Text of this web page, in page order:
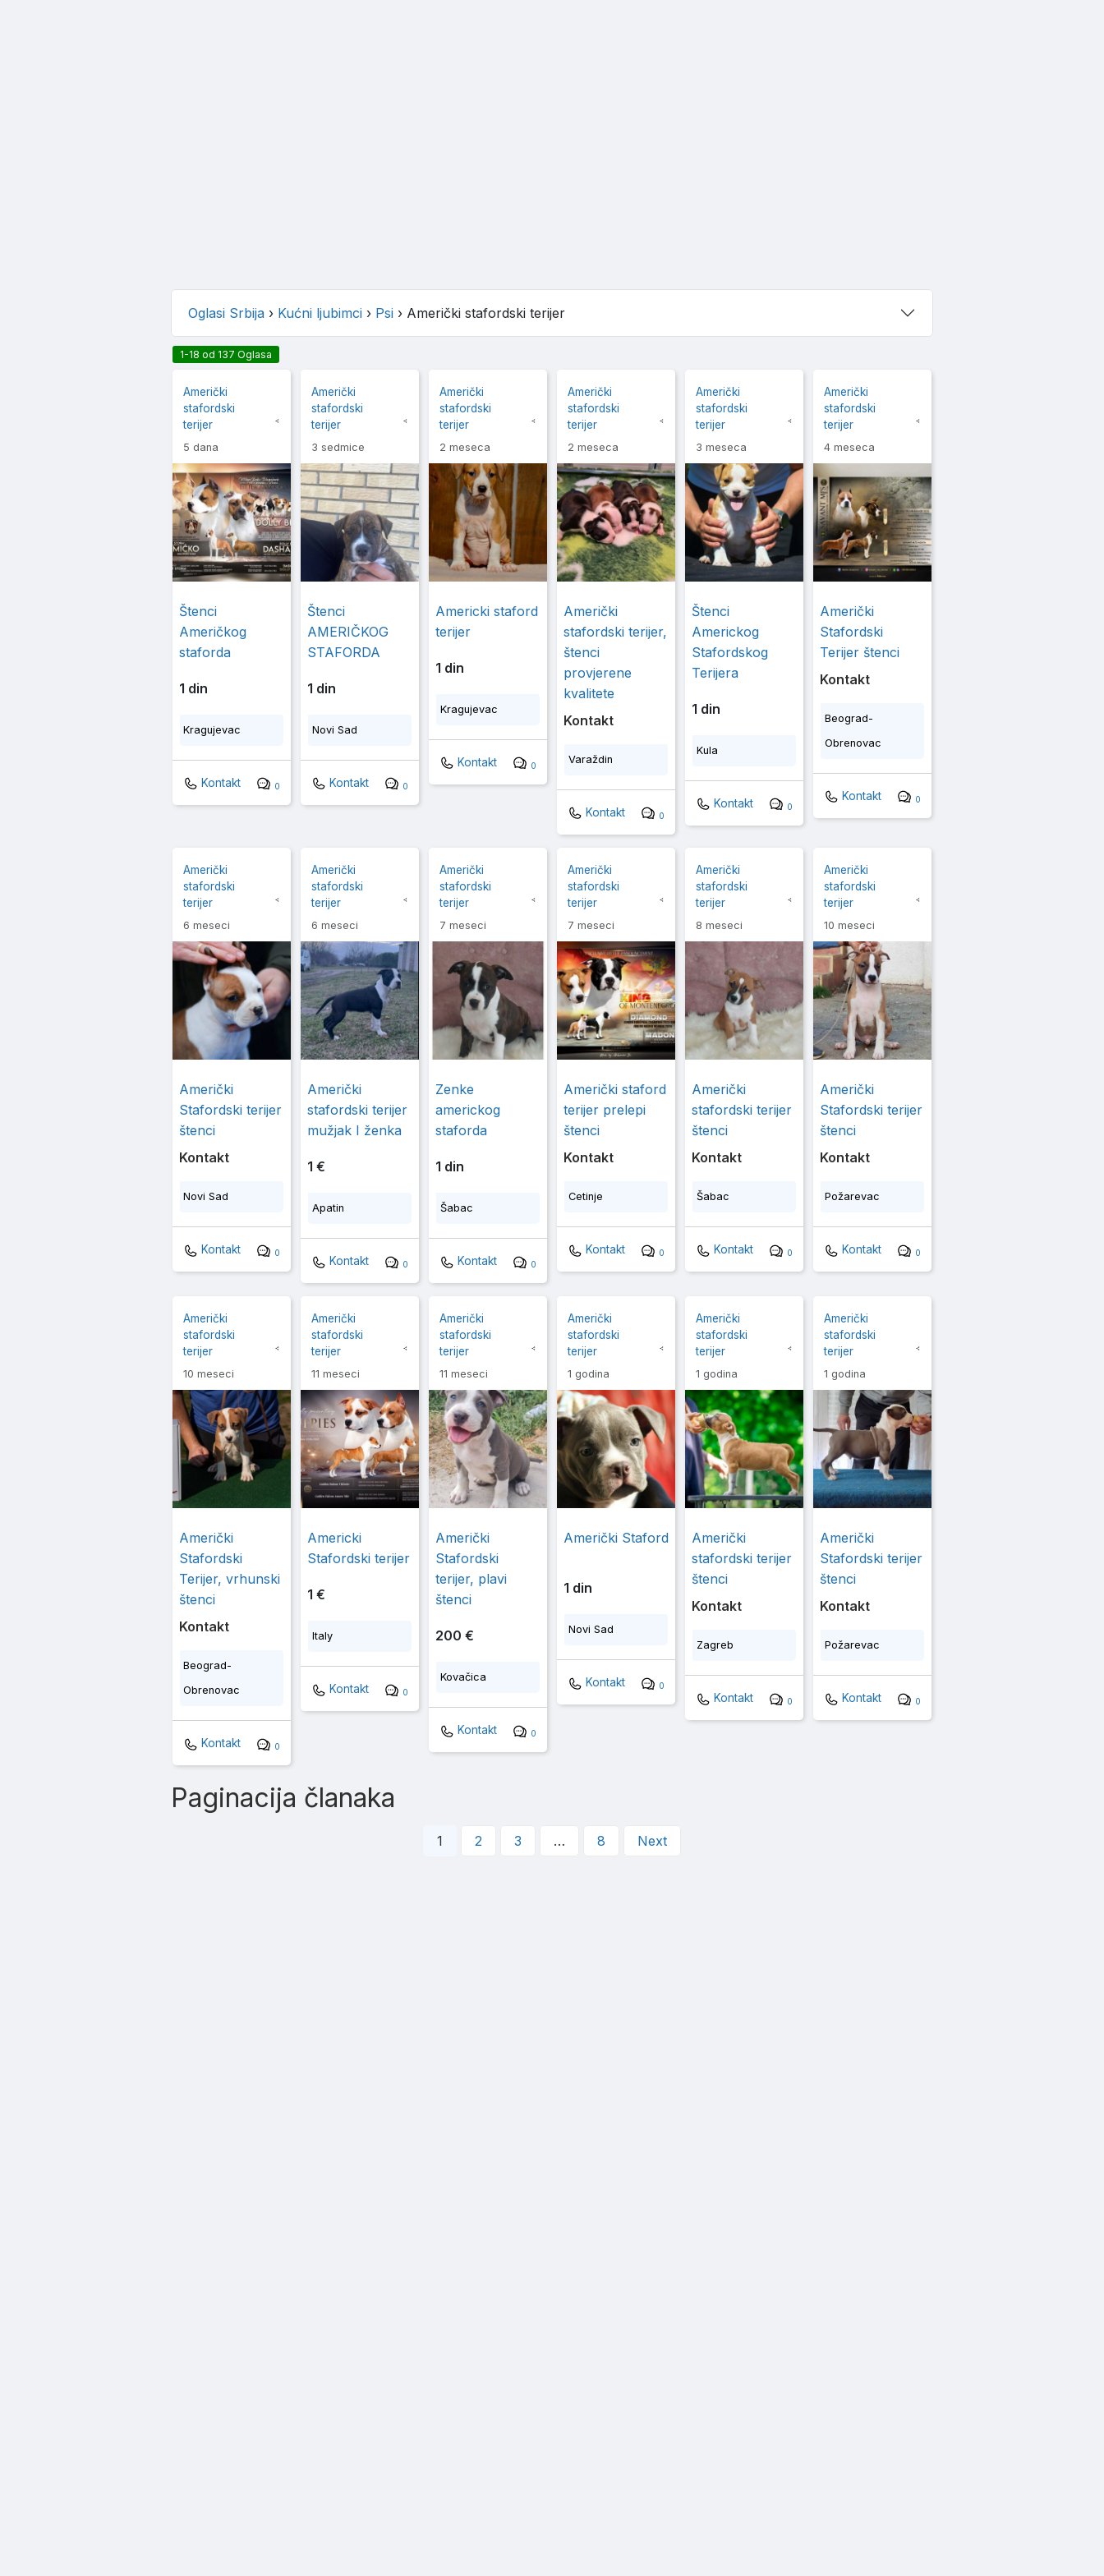
Oglasi Srbija› Kućni ljubimci› Psi› Američki stafordski terijer
1-18 od 137 Oglasa
Američki
stafordski
terijer
5 dana
Štenci
Američkog
staforda
1 din
Kragujevac
Kontakt 0
Američki
stafordski
terijer
3 sedmice
Štenci
AMERIČKOG
STAFORDA
1 din
Novi Sad
Kontakt 0
Američki
stafordski
terijer
2 meseca
Americki staford
terijer
1 din
Kragujevac
Kontakt 0
Američki
stafordski
terijer
2 meseca
Američki
stafordski terijer,
štenci
provjerene
kvalitete
Kontakt
Varaždin
Kontakt 0
Američki
stafordski
terijer
3 meseca
Štenci
Americkog
Stafordskog
Terijera
1 din
Kula
Kontakt 0
Američki
stafordski
terijer
4 meseca
Američki
Stafordski
Terijer štenci
Kontakt
Beograd-
Obrenovac
Kontakt 0
Američki
stafordski
terijer
6 meseci
Američki
Stafordski terijer
štenci
Kontakt
Novi Sad
Kontakt 0
Američki
stafordski
terijer
6 meseci
Američki
stafordski terijer
mužjak I ženka
1 €
Apatin
Kontakt 0
Američki
stafordski
terijer
7 meseci
Zenke
americkog
staforda
1 din
Šabac
Kontakt 0
Američki
stafordski
terijer
7 meseci
Američki staford
terijer prelepi
štenci
Kontakt
Cetinje
Kontakt 0
Američki
stafordski
terijer
8 meseci
Američki
stafordski terijer
štenci
Kontakt
Šabac
Kontakt 0
Američki
stafordski
terijer
10 meseci
Američki
Stafordski terijer
štenci
Kontakt
Požarevac
Kontakt 0
Američki
stafordski
terijer
10 meseci
Američki
Stafordski
Terijer, vrhunski
štenci
Kontakt
Beograd-
Obrenovac
Kontakt 0
Američki
stafordski
terijer
11 meseci
Americki
Stafordski terijer
1 €
Italy
Kontakt 0
Američki
stafordski
terijer
11 meseci
Američki
Stafordski
terijer, plavi
štenci
200 €
Kovačica
Kontakt 0
Američki
stafordski
terijer
1 godina
Američki Staford
1 din
Novi Sad
Kontakt 0
Američki
stafordski
terijer
1 godina
Američki
stafordski terijer
štenci
Kontakt
Zagreb
Kontakt 0
Američki
stafordski
terijer
1 godina
Američki
Stafordski terijer
štenci
Kontakt
Požarevac
Kontakt 0
Paginacija članaka
1 2 3 … 8 Next